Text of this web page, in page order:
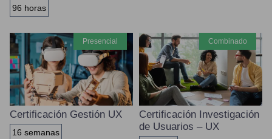
96 horas
presencial
Certificación Gestión UX
16 semanas
combinado
Certificación Investigación
de Usuarios – UX